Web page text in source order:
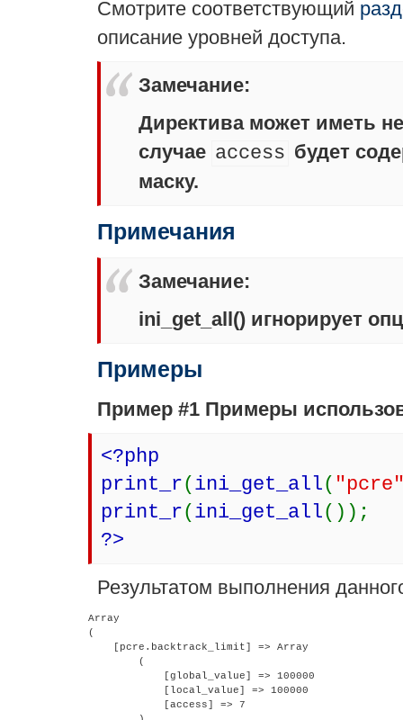
Смотрите соответствующий
описание уровней доступа.
Замечание:
Директива может иметь
случае access будет
маску.
Примечания
Замечание:
ini_get_all() игнорирует
Примеры
Пример #1 Примеры
<?php
print_r( ini_get_all(
print_r( ini_get_all());
?>
Результатом выполнения
Array
(
    [pcre.backtrack_limit] => Array
        (
            [global_value] => 100000
            [local_value] => 100000
            [access] => 7